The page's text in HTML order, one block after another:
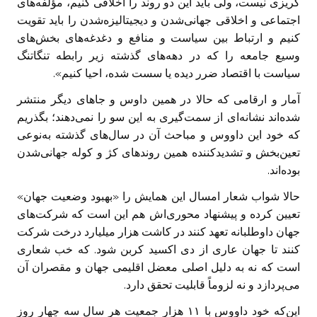
اجتماعی و اخلاقی جهانی‌شدن و دیجیتالیزه‌شدن را باید تقویت
کنیم و ارتباط بین سیاست و منافع و دغدغه‌های بخش‌های
وسیع جامعه را که در دهه‌های گذشته زیر رابطه تنگاتنگ
سیاست با اقتصاد ضرر دیده یا سست شده، احیا کنیم».
آمار و ارقامی که حالا در همین داوس و جاهای دیگر منتشر
شده‌اند نشانه‌ای از سمت‌گیری به این سو را نمی‌دهند؛ بگذریم
که خود این داووس و مباحث آن در سال‌های گذشته به‌نوعی
تعین‌بخش و تشدید‌کننده همین روندهای کژ و کوله جهانی‌شدن
بوده‌اند.
حالا شواب شعار امسال این همایش را «بهبود وضعیت جهان»
تعیین کرده و پیشنهاد محوری‌اش هم این است که شرکت‌های
جهان داوطلبانه تعهد کنند در کاشت هزار میلیارد درخت شرکت
کنند تا جهان عاری از دی اکسید کربن شود. که خب شعاری
است که نه به دلیل اصلی معضل اقلیمی جهان و مقصران آن
می‌پردازد و نه لزوماً قابلیت تحقق دارد.
این‌که خود داووس با ۱۱ هزار جمعیت هر سال سه چهار روز